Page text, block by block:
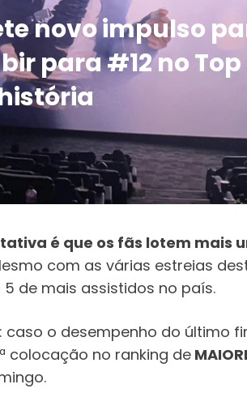
novo impulso
para #12 no
é que os fãs lotem mais
com as várias estreias
de mais assistidos no país.
o desempenho do último
colocação no ranking de